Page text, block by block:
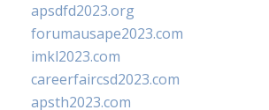
apsdfd2023.org
forumausape2023.com
imkl2023.com
careerfaircsd2023.com
apsth2023.com